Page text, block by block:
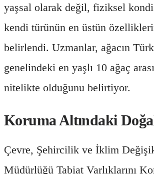
yaşsal olarak değil, fiziksel
kendi türünün en üstün
belirlendi. Uzmanlar, ağacın
genelindeki en yaşlı 10 ağaç
nitelikte olduğunu belirtiyor.
Koruma Altındaki
Çevre, Şehircilik ve İklim
Müdürlüğü Tabiat Varlıklarını